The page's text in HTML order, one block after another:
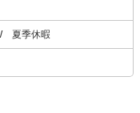
夏季休暇